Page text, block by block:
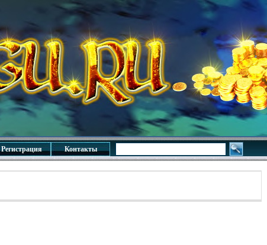
Регистрация Контакты